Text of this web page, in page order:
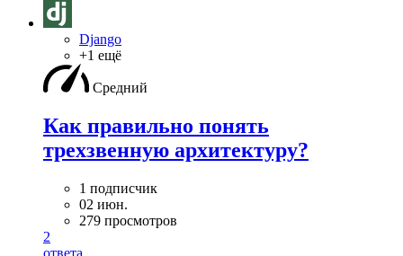
Django
+1 ещё
Средний
Как правильно понять
трехзвенную архитектуру?
1 подписчик
02 июн.
279 просмотров
2